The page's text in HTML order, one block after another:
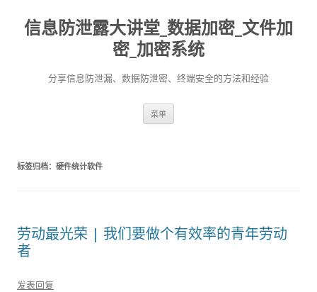
信息防泄露大讲堂_数据加密_文件加
密_加密系统
分享信息防泄漏、数据防泄密、终端安全的方法和经验
菜单
标签归档： 硬件统计软件
劳动最光荣 | 我们要做个有效率的青年劳动
者
发表回复